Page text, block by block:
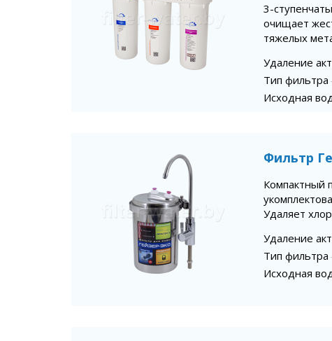
3-
очищает
тяжелых
Удаление
Тип фильтра
Исходная
Фильтр
Компактный
Удаляет
Удаление
Тип фильтра
Исходная